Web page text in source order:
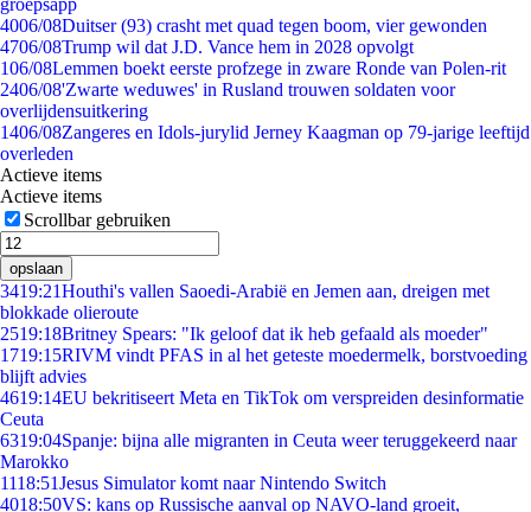
groepsapp
4006/08Duitser (93) crasht met quad tegen boom, vier gewonden
4706/08Trump wil dat J.D. Vance hem in 2028 opvolgt
106/08Lemmen boekt eerste profzege in zware Ronde van Polen-rit
2406/08'Zwarte weduwes' in Rusland trouwen soldaten voor
overlijdensuitkering
1406/08Zangeres en Idols-jurylid Jerney Kaagman op 79-jarige leeftijd
overleden
Actieve items
Actieve items
Scrollbar gebruiken
opslaan
3419:21Houthi's vallen Saoedi-Arabië en Jemen aan, dreigen met
blokkade olieroute
2519:18Britney Spears: "Ik geloof dat ik heb gefaald als moeder"
1719:15RIVM vindt PFAS in al het geteste moedermelk, borstvoeding
blijft advies
4619:14EU bekritiseert Meta en TikTok om verspreiden desinformatie
Ceuta
6319:04Spanje: bijna alle migranten in Ceuta weer teruggekeerd naar
Marokko
1118:51Jesus Simulator komt naar Nintendo Switch
4018:50VS: kans op Russische aanval op NAVO-land groeit,